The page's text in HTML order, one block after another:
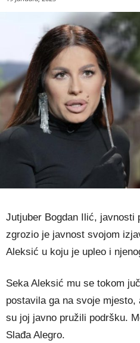
Jutjuber Bogdan Ilić, javnosti
zgrozio je javnost svojom
Aleksić u koju je upleo i
Seka Aleksić mu se tokom
postavila ga na svoje
su joj javno pružili podršku.
Slađa Alegro.